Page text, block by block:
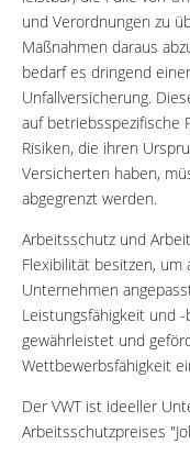
und Verordnungen zu
Maßnahmen daraus
bedarf es dringend
Unfallversicherung.
auf betriebsspezifische
Risiken, die ihren
Versicherten haben,
abgegrenzt werden.
Arbeitsschutz und
Flexibilität besitzen,
Unternehmen
Leistungsfähigkeit und
gewährleistet und
Wettbewerbsfähigkeit
Der VWT ist ideeller
Arbeitsschutzpreises